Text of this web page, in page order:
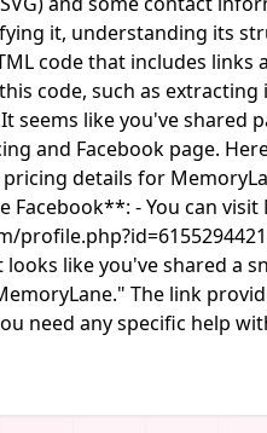
it, understanding its
code that includes
code, such as
seems like you've
and Facebook page.
details for
- You can
like you've shared a
The link
need any specific help